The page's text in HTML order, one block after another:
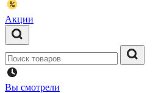
Акции
Вы смотрели